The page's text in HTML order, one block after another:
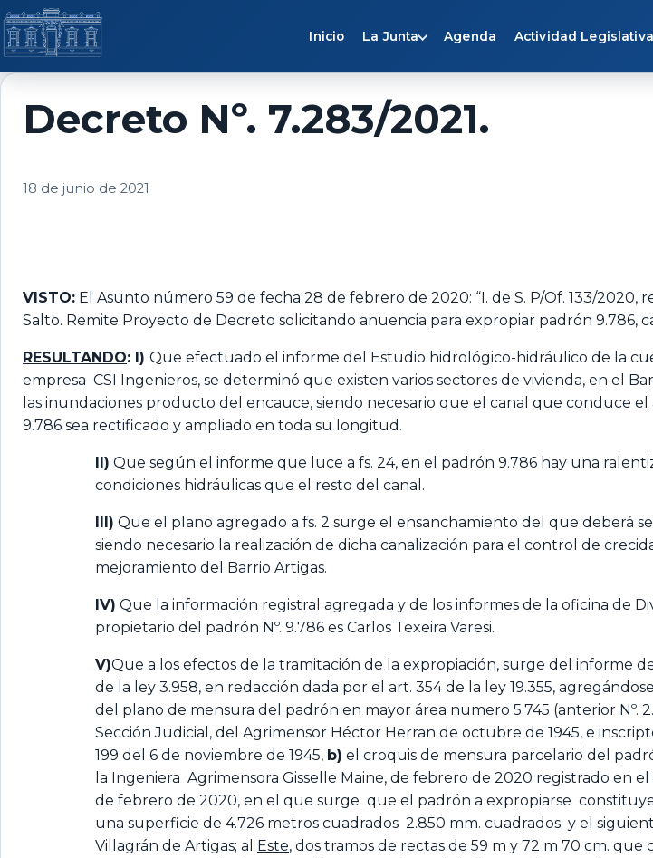
Saltar al contenido
Inicio La Junta Agenda Actividad Legislativa
Decreto Nº. 7.283/2021.
18 de junio de 2021
VISTO: El Asunto número 59 de fecha 28 de febrero de 2020: “I. de S. P/Of. 133/2020,
Salto. Remite Proyecto de Decreto solicitando anuencia para expropiar padrón 9.786,
RESULTANDO: I) Que efectuado el informe del Estudio hidrológico-hidráulico de la
empresa CSI Ingenieros, se determinó que existen varios sectores de vivienda, en el
las inundaciones producto del encauce, siendo necesario que el canal que conduce
9.786 sea rectificado y ampliado en toda su longitud.
II) Que según el informe que luce a fs. 24, en el padrón 9.786 hay una
condiciones hidráulicas que el resto del canal.
III) Que el plano agregado a fs. 2 surge el ensanchamiento del que deberá
siendo necesario la realización de dicha canalización para el control de
mejoramiento del Barrio Artigas.
IV) Que la información registral agregada y de los informes de la oficina de
propietario del padrón Nº. 9.786 es Carlos Texeira Varesi.
V)Que a los efectos de la tramitación de la expropiación, surge del informe
de la ley 3.958, en redacción dada por el art. 354 de la ley 19.355,
del plano de mensura del padrón en mayor área numero 5.745 (anterior Nº.
Sección Judicial, del Agrimensor Héctor Herran de octubre de 1945, e
199 del 6 de noviembre de 1945, b) el croquis de mensura parcelario del
la Ingeniera Agrimensora Gisselle Maine, de febrero de 2020 registrado en
de febrero de 2020, en el que surge que el padrón a expropiarse
una superficie de 4.726 metros cuadrados 2.850 mm. cuadrados y el
Villagrán de Artigas; al Este, dos tramos de rectas de 59 m y 72 m 70 cm.